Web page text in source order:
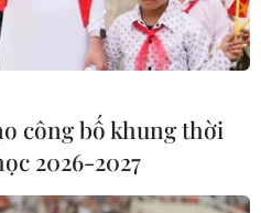
tại châu Phi tăng lên
biết khu vực này ghi
viêm đường hô hấp cấp
người đã phục hồi, 40.493
công bố khung thời
2026-2027